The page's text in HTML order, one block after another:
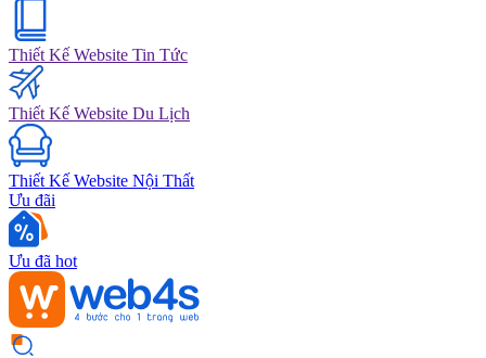
Thiết Kế Website Tin Tức
Thiết Kế Website Du Lịch
Thiết Kế Website Nội Thất
Ưu đãi
Ưu đã hot